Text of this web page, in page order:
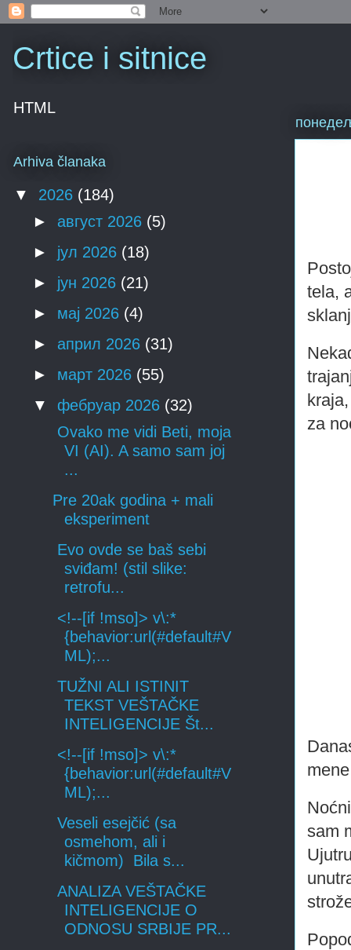
Crtice i sitnice
tela,
za
sam
HTML
Arhiva članaka
▼ 2026 (184)
► август 2026 (5)
► јул 2026 (18)
► јун 2026 (21)
► мај 2026 (4)
► април 2026 (31)
► март 2026 (55)
▼ фебруар 2026 (32)
Ovako me vidi Beti, moja
VI (AI). A samo sam joj
...
Pre 20ak godina + mali
eksperiment
Evo ovde se baš sebi
sviđam! (stil slike:
retrofu...
<!--[if !mso]> v\:*
{behavior:url(#default#V
ML);...
TUŽNI ALI ISTINIT
TEKST VEŠTAČKE
INTELIGENCIJE Št...
<!--[if !mso]> v\:*
{behavior:url(#default#V
ML);...
Veseli esejčić (sa
osmehom, ali i
kičmom) Bila s...
ANALIZA VEŠTAČKE
INTELIGENCIJE O
ODNOSU SRBIJE PR...